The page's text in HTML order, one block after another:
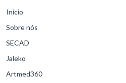
Início
Sobre nós
SECAD
Jaleko
Artmed360